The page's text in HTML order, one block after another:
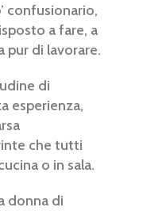
confusionario,
a fare, a
pur di lavorare.
di
esperienza,
che tutti
o in sala.
donna di